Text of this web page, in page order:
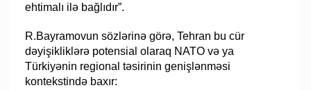
ehtimalı ilə bağlıdır”.
R.Bayramovun sözlərinə görə, Tehran bu cür
dəyişikliklərə potensial olaraq NATO və ya
Türkiyənin regional təsirinin genişlənməsi
kontekstində baxır: